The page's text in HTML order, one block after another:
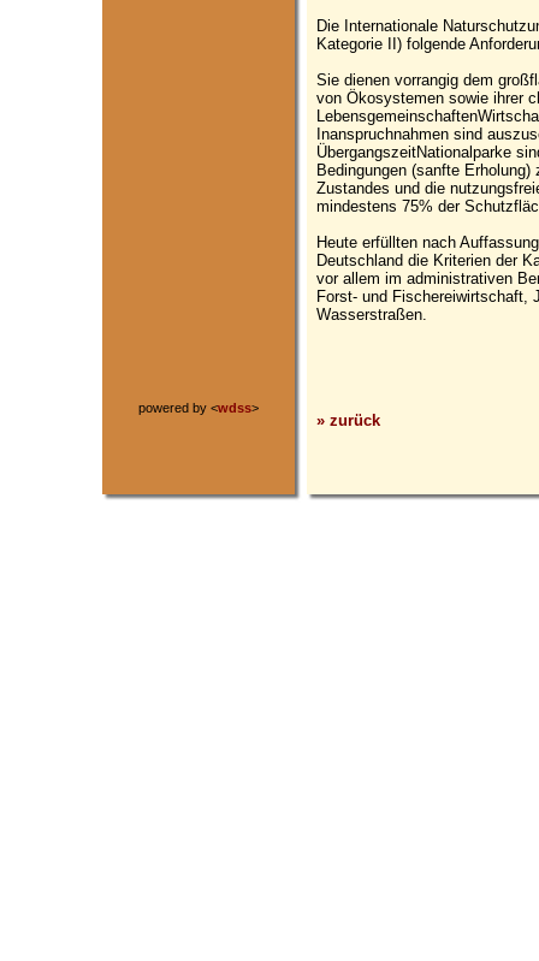
powered by <wdss>
Die Internationale
Kategorie II) folgende
Sie dienen vorrangig dem
von Ökosystemen sowie ihrer
Inanspruchnahmen sind
ÜbergangszeitNationalparke
Bedingungen (sanfte
Zustandes und die
mindestens 75% der
Heute erfüllten nach
Deutschland die Kriterien der
vor allem im administrativen
Forst- und Fischereiwirtschaft,
Wasserstraßen.
» zurück